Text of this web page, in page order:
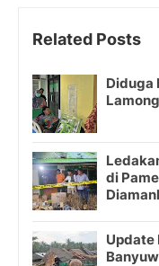
Related Posts
Diduga
di
Update